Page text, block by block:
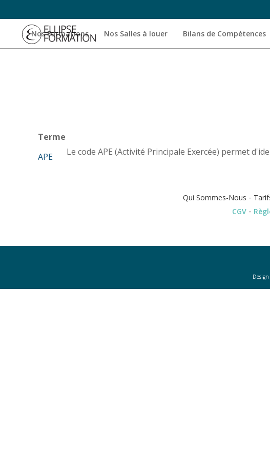
Nos Formations Nos Salles à louer Bilans de Compétences
Terme
APE
Le code APE (Activité Principale Exercée) permet
Qui Sommes-Nous -
CGV -